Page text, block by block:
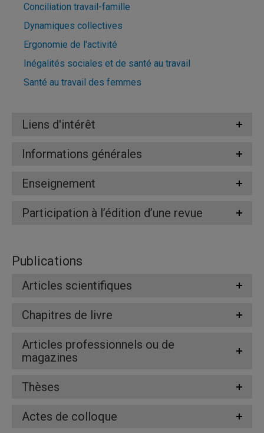
Conciliation travail-famille
Dynamiques collectives
Ergonomie de l'activité
Inégalités sociales et de santé au travail
Santé au travail des femmes
Liens d'intérêt
Informations générales
Enseignement
Participation à l’édition d’une revue
Publications
Articles scientifiques
Chapitres de livre
Articles professionnels ou de
magazines
Thèses
Actes de colloque